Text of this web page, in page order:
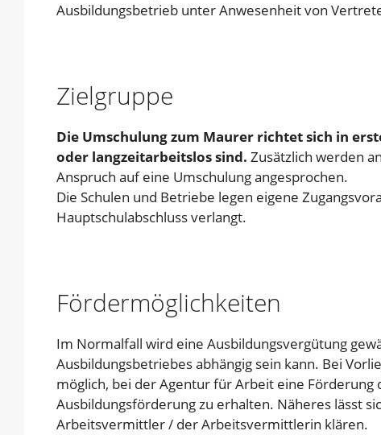
Ausbildungsbetrieb unter Anwesenheit von
Zielgruppe
Die Umschulung zum Maurer richtet sich in
oder langzeitarbeitslos sind. Zusätzlich werden
Anspruch auf eine Umschulung angesprochen.
Die Schulen und Betriebe legen eigene
Hauptschulabschluss verlangt.
Fördermöglichkeiten
Im Normalfall wird eine Ausbildungsvergütung
Ausbildungsbetriebes abhängig sein kann. Bei
möglich, bei der Agentur für Arbeit eine Förderung
Ausbildungsförderung zu erhalten. Näheres lässt
Arbeitsvermittler / der Arbeitsvermittlerin klären.